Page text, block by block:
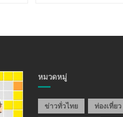
หมวดหมู่
ข่าวทั่วไทย ท่องเที่ยว